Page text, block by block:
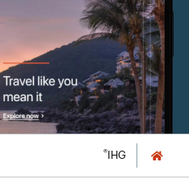
IHG
®